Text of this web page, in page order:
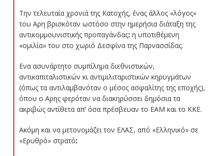
Την τελευταία χρονιά της Κατοχής, ένας άλλος «λόγος»
του Αρη βρισκόταν ωστόσο στην ημερήσια διάταξη της
αντικομμουνιστικής προπαγάνδας: η υποτιθέμενη
«ομιλία» του στο χωριό Δεσφίνα της Παρνασσίδας.
Ενα ασυνάρτητο συμπίλημα διεθνιστικών,
αντικαπιταλιστικών κι αντιμιλιταριστικών κηρυγμάτων
(όπως τα αντιλαμβανόταν ο μέσος ασφαλίτης της εποχής),
όπου ο Αρης φερόταν να διακηρύσσει δημόσια τα
ακριβώς αντίθετα απ’ όσα πρέσβευαν το ΕΑΜ και το ΚΚΕ.
Ακόμη και να μετονομάζει τον ΕΛΑΣ, από «Ελληνικό» σε
«Ερυθρό» στρατό: